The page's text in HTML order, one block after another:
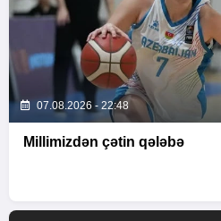
07.08.2026 - 22:48
Millimizdən çətin qələbə